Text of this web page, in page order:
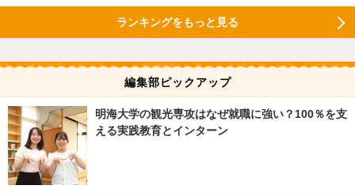
ランキングをもっと見る
編集部ピックアップ
明海大学の観光専攻はなぜ就職に強い？100％を支
える実践教育とインターン